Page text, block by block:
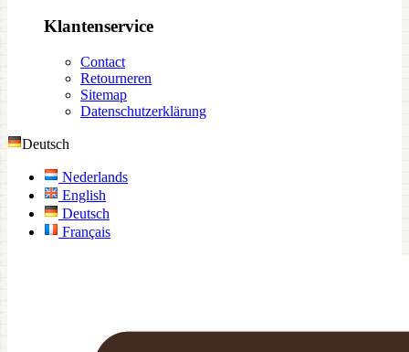
Klantenservice
Contact
Retourneren
Sitemap
Datenschutzerklärung
Deutsch
Nederlands
English
Deutsch
Français